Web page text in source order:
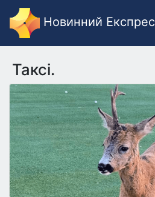
Новинний Експрес
Таксі.